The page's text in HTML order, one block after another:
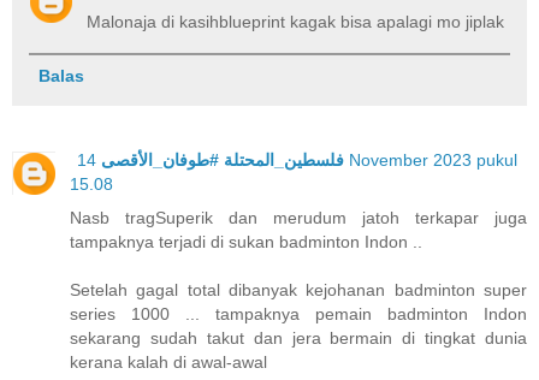
Malonaja di kasihblueprint kagak bisa apalagi mo jiplak
Balas
فلسطين_المحتلة #طوفان_الأقصى 14 November 2023 pukul
15.08
Nasb tragSuperik dan merudum jatoh terkapar juga
tampaknya terjadi di sukan badminton Indon ..
Setelah gagal total dibanyak kejohanan badminton super
series 1000 ... tampaknya pemain badminton Indon
sekarang sudah takut dan jera bermain di tingkat dunia
kerana kalah di awal-awal